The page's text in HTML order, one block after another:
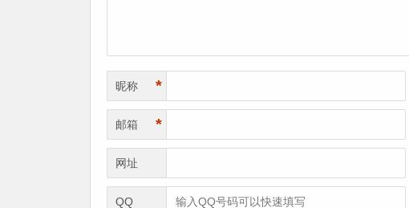
昵称 *
邮箱 *
网址
QQ